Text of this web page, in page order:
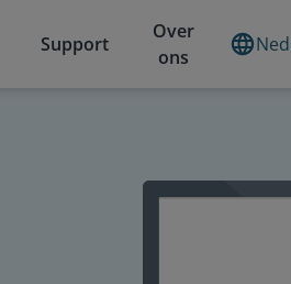
Support
Over
ons